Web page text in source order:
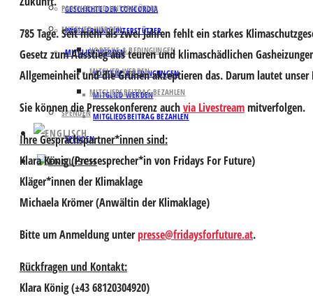
GESCHICHTE DER CONCORDIA
PARTNER UND UNTERSTÜTZER
MITGLIED WERDEN
VORTEILE & BEDINGUNGEN
MITGLIED WERDEN
MITGLIEDSBEITRAG BEZAHLEN
SPENDEN
PARTNER UND UNTERSTÜTZER
MITGLIED WERDEN
VORTEILE & BEDINGUNGEN
MITGLIED WERDEN
MITGLIEDSBEITRAG BEZAHLEN
SPENDEN
785 Tage. Seit mehr als zwei Jahren fehlt ein starkes
Gesetz zum Ausstieg aus teuren und klimaschädlichen
Allgemeinheit und die Grünen akzeptieren das. Darum lautet
Sie können die Pressekonferenz auchvia Livestreammitverfolgen.
Ihre Gesprächspartner*innen sind:
Klara König(Pressesprecher*in von Fridays For Future)
Kläger*innender Klimaklage
Michaela Krömer(Anwältin der Klimaklage)
Bitte umAnmeldungunterpresse@fridaysforfuture.at.
Rückfragen und Kontakt:
Klara König (±43 68120304920)